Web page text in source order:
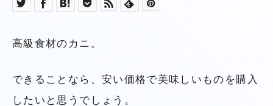
高級食材のカニ。
できることなら、安い価格で美味しいものを購入
したいと思うでしょう。